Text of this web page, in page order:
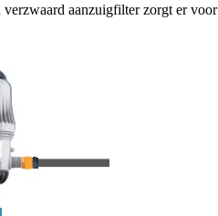
aanzuigfilter zorgt er voor